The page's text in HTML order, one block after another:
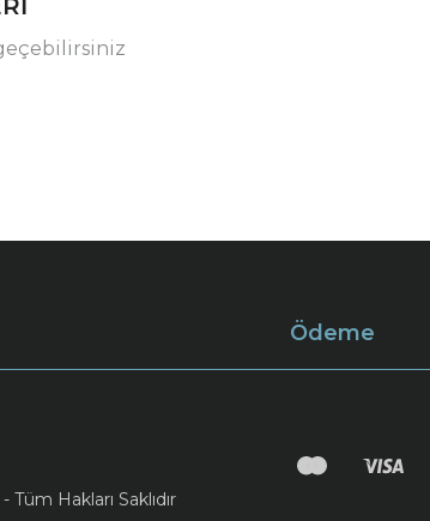
Ödeme
Hakları Saklıdır